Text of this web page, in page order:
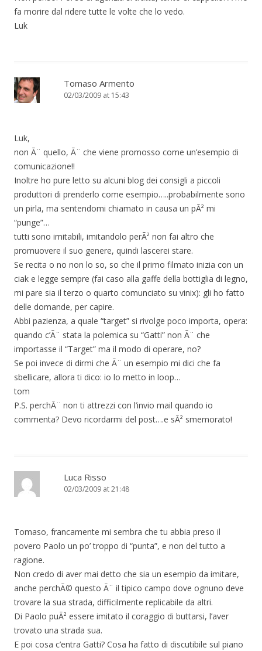
fa morire dal ridere tutte le volte che lo vedo.
Luk
Tomaso Armento
02/03/2009 at 15:43
Luk,
non Ã¨ quello, Ã¨ che viene promosso come un’esempio di
comunicazione!!
Inoltre ho pure letto su alcuni blog dei consigli a piccoli
produttori di prenderlo come esempio…..probabilmente sono
un pirla, ma sentendomi chiamato in causa un pÃ² mi
“punge”…
tutti sono imitabili, imitandolo perÃ² non fai altro che
promuovere il suo genere, quindi lascerei stare.
Se recita o no non lo so, so che il primo filmato inizia con un
ciak e legge sempre (fai caso alla gaffe della bottiglia di legno,
mi pare sia il terzo o quarto comunciato su vinix): gli ho fatto
delle domande, per capire.
Abbi pazienza, a quale “target” si rivolge poco importa, opera:
quando c’Ã¨ stata la polemica su “Gatti” non Ã¨ che
importasse il “Target” ma il modo di operare, no?
Se poi invece di dirmi che Ã¨ un esempio mi dici che fa
sbellicare, allora ti dico: io lo metto in loop…
tom
P.S. perchÃ¨ non ti attrezzi con l’invio mail quando io
commenta? Devo ricordarmi del post….e sÃ² smemorato!
Luca Risso
02/03/2009 at 21:48
Tomaso, francamente mi sembra che tu abbia preso il
povero Paolo un po’ troppo di “punta”, e non del tutto a
ragione.
Non credo di aver mai detto che sia un esempio da imitare,
anche perchÃ© questo Ã¨ il tipico campo dove ognuno deve
trovare la sua strada, difficilmente replicabile da altri.
Di Paolo puÃ² essere imitato il coraggio di buttarsi, l’aver
trovato una strada sua.
E poi cosa c’entra Gatti? Cosa ha fatto di discutibile sul piano